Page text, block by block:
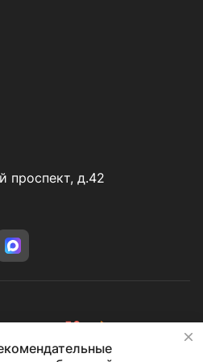
проспект, д.42